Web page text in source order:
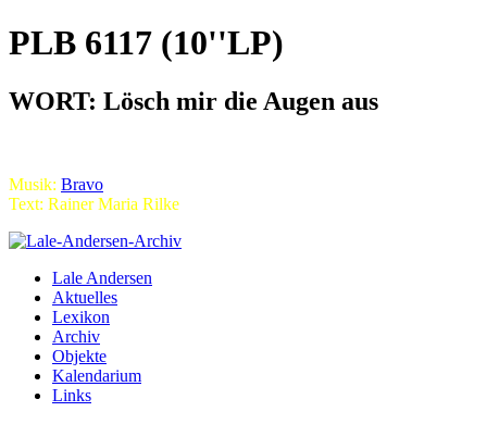
PLB 6117 (10''LP)
WORT: Lösch mir die Augen aus
Musik: Bravo
Text: Rainer Maria Rilke
Lale Andersen
Aktuelles
Lexikon
Archiv
Objekte
Kalendarium
Links